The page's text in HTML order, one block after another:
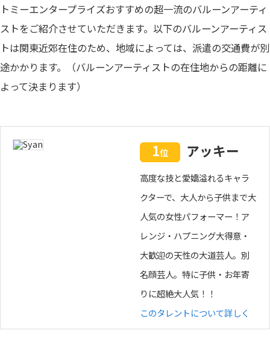
トミーエンタープライズおすすめの超一流のバルーンアーティ
ストをご紹介させていただきます。以下のバルーンアーティス
トは関東近郊在住のため、地域によっては、派遣の交通費が別
途かかります。（バルーンアーティストの在住地からの距離に
よって決まります）
1位 アッキー
高度な技と愛嬌溢れるキャラ
クターで、大人から子供まで大
人気の女性パフォーマー！ア
レンジ・ハプニング大得意・
大歓迎の天性の大道芸人。別
名顔芸人。特に子供・お年寄
りに超絶大人気！！
このタレントについて詳しく